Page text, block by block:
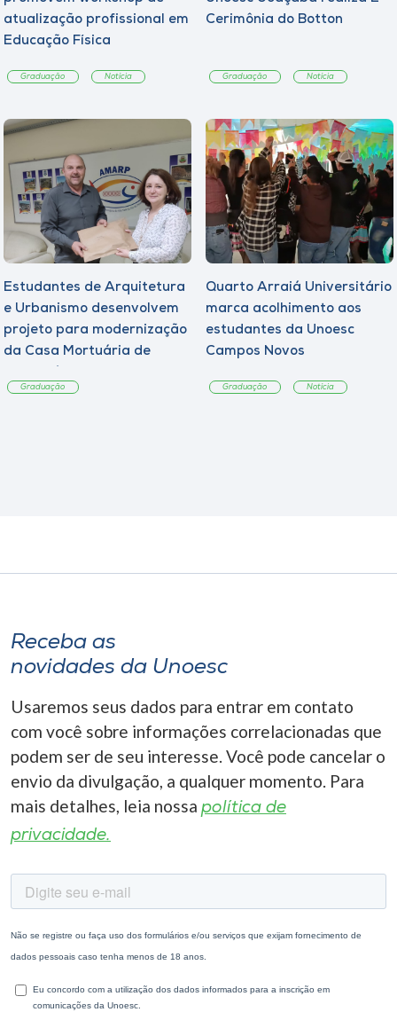
atualização profissional em
Educação Física
Graduação Notícia
Cerimônia do Botton
Graduação Notícia
Estudantes de Arquitetura
e Urbanismo desenvolvem
projeto para modernização
da Casa Mortuária de
Graduação
Quarto Arraiá Universitário
marca acolhimento aos
estudantes da Unoesc
Campos Novos
Graduação Notícia
Receba as
novidades da Unoesc
Usaremos seus dados para entrar em contato
com você sobre informações correlacionadas que
podem ser de seu interesse. Você pode cancelar o
envio da divulgação, a qualquer momento. Para
mais detalhes, leia nossa política de
privacidade.